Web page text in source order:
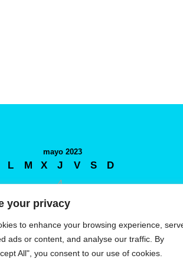
your privacy
to enhance your browsing experience,
ads or content, and analyse our traffic. By
All", you consent to our use of cookies.
mayo 2023
L M X J V S
D
1
2 3 4 5 6
7
8
9 10 11
15
19
22 23 24 25 26 27 28
29 30 31